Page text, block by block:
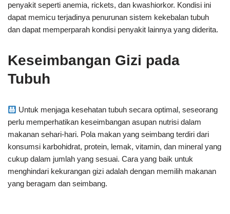
penyakit seperti anemia, rickets, dan kwashiorkor. Kondisi ini
dapat memicu terjadinya penurunan sistem kekebalan tubuh
dan dapat memperparah kondisi penyakit lainnya yang diderita.
Keseimbangan Gizi pada
Tubuh
Untuk menjaga kesehatan tubuh secara optimal, seseorang
perlu memperhatikan keseimbangan asupan nutrisi dalam
makanan sehari-hari. Pola makan yang seimbang terdiri dari
konsumsi karbohidrat, protein, lemak, vitamin, dan mineral yang
cukup dalam jumlah yang sesuai. Cara yang baik untuk
menghindari kekurangan gizi adalah dengan memilih makanan
yang beragam dan seimbang.